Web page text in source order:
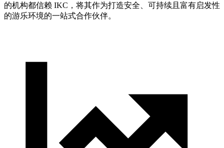
的机构都信赖 IKC，将其作为打造安全、可持续且富有启发性
的游乐环境的一站式合作伙伴。